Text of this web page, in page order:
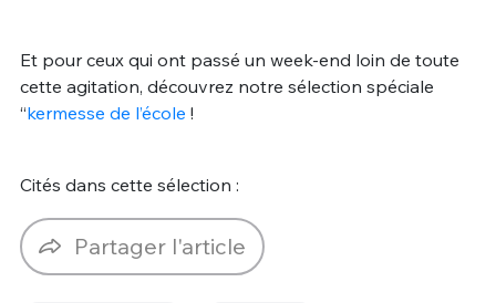
Et pour ceux qui ont passé un week-end loin de toute
cette agitation, découvrez notre sélection spéciale
“kermesse de l’école !
Cités dans cette sélection :
Partager l'article